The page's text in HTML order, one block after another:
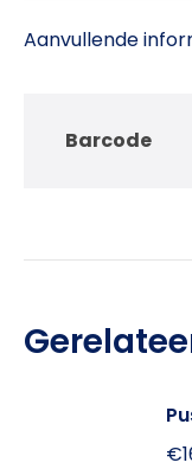
Aanvullende
Barcode
€